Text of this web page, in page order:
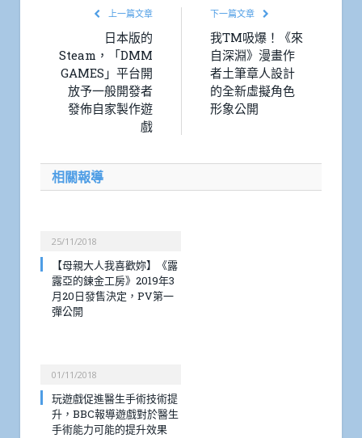
上一篇文章
日本版的
Steam，「DMM
GAMES」平台開
放予一般開發者
發佈自家製作遊
戲
下一篇文章
我TM吸爆！《來
自深淵》漫畫作
者土筆章人設計
的全新虛擬角色
形象公開
相關報導
25/11/2018
【母親大人我喜歡妳】《露
露亞的鍊金工房》2019年3
月20日發售決定，PV第一
彈公開
01/11/2018
玩遊戲促進醫生手術技術提
升，BBC報導遊戲對於醫生
手術能力可能的提升效果